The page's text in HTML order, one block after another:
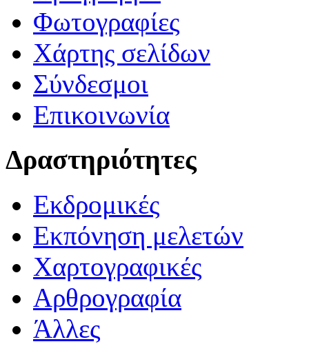
Φωτογραφίες
Χάρτης σελίδων
Σύνδεσμοι
Επικοινωνία
Δραστηριότητες
Εκδρομικές
Εκπόνηση μελετών
Χαρτογραφικές
Αρθρογραφία
Άλλες